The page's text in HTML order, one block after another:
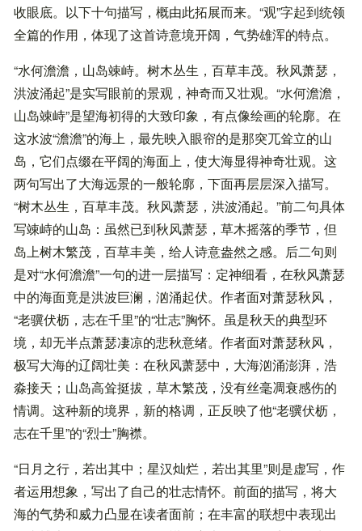
收眼底。以下十句描写，概由此拓展而来。“观”字起到统领
全篇的作用，体现了这首诗意境开阔，气势雄浑的特点。
“水何澹澹，山岛竦峙。树木丛生，百草丰茂。秋风萧瑟，
洪波涌起”是实写眼前的景观，神奇而又壮观。“水何澹澹，
山岛竦峙”是望海初得的大致印象，有点像绘画的轮廓。在
这水波“澹澹”的海上，最先映入眼帘的是那突兀耸立的山
岛，它们点缀在平阔的海面上，使大海显得神奇壮观。这
两句写出了大海远景的一般轮廓，下面再层层深入描写。
“树木丛生，百草丰茂。秋风萧瑟，洪波涌起。”前二句具体
写竦峙的山岛：虽然已到秋风萧瑟，草木摇落的季节，但
岛上树木繁茂，百草丰美，给人诗意盎然之感。后二句则
是对“水何澹澹”一句的进一层描写：定神细看，在秋风萧瑟
中的海面竟是洪波巨澜，汹涌起伏。作者面对萧瑟秋风，
“老骥伏枥，志在千里”的“壮志”胸怀。虽是秋天的典型环
境，却无半点萧瑟凄凉的悲秋意绪。作者面对萧瑟秋风，
极写大海的辽阔壮美：在秋风萧瑟中，大海汹涌澎湃，浩
淼接天；山岛高耸挺拔，草木繁茂，没有丝毫凋衰感伤的
情调。这种新的境界，新的格调，正反映了他“老骥伏枥，
志在千里”的“烈士”胸襟。
“日月之行，若出其中；星汉灿烂，若出其里”则是虚写，作
者运用想象，写出了自己的壮志情怀。前面的描写，将大
海的气势和威力凸显在读者面前；在丰富的联想中表现出